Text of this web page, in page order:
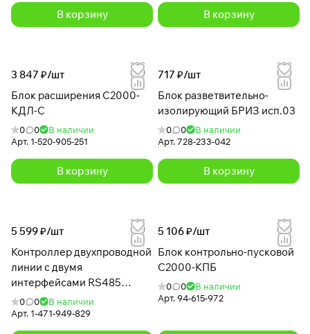
В корзину В корзину
3 847 ₽/шт
Блок расширения С2000-
КДЛ-С
0 0
В наличии
Арт. 1-520-905-251
В корзину
717 ₽/шт
Блок разветвительно-
изолирующий БРИЗ исп.03
0 0
В наличии
Арт.728-233-042
В корзину
5 599 ₽/шт
Контроллер двухпроводной
линии с двумя
интерфейсами RS485
С2000-КДЛ-2И исп.01
0 0
В наличии
Арт. 1-471-949-829
5 106 ₽/шт
Блок контрольно-пусковой
С2000-КПБ
0 0
В наличии
Арт.94-615-972